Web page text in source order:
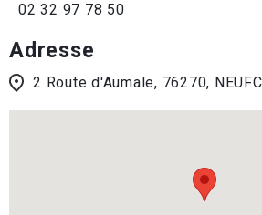
02 32 97 78 50
Adresse
2 Route d'Aumale, 76270,